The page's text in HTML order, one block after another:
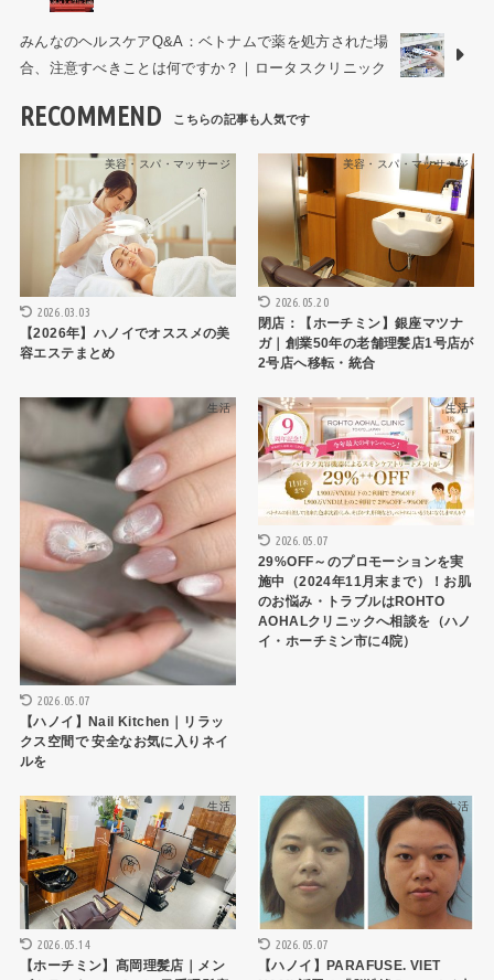
みんなのヘルスケアQ&A：ベトナムで薬を処方された場
合、注意すべきことは何ですか？｜ロータスクリニック
RECOMMEND
美容・スパ・マッサージ
2026.03.03
【2026年】ハノイでオススメの美
容エステまとめ
美容・スパ・マッサージ
2026.05.20
閉店：【ホーチミン】銀座マツナ
ガ｜創業50年の老舗理髪店1号店が
2号店へ移転・統合
生活
2026.05.07
【ハノイ】Nail Kitchen｜リラッ
クス空間で 安全なお気に入りネイ
ルを
生活
2026.05.07
29%OFF～のプロモーションを実
施中（2024年11月末まで）！お肌
のお悩み・トラブルはROHTO
AOHALクリニックへ相談を（ハノ
イ・ホーチミン市に4院）
生活
2026.05.14
【ホーチミン】髙岡理髪店｜メン
生活
2026.05.07
【ハノイ】PARAFUSE. VIET